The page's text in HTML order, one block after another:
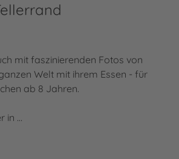
mit faszinierenden Fotos von
Welt mit ihrem Essen - für
ab 8 Jahren.
in …